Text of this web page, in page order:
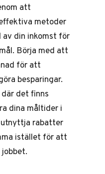
att
metoder
din inkomst för
Börja med att
för att
besparingar.
det finns
dina måltider i
utnyttja rabatter
istället för att